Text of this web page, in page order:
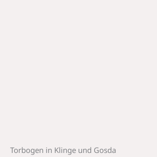
Torbogen in Klinge und Gosda